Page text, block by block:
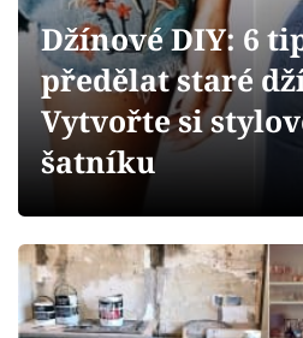
Přihlášení
Sledujte nás
Džínové DIY: 6
předělat staré
Vytvořte si
šatníku